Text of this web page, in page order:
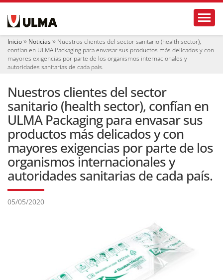
e Inicio Noticias
Nuestros clientes del sector sanitario (health sector),
confían en ULMA Packaging para envasar sus productos más delicados y con
mayores exigencias por parte de los organismos internacionales y
autoridades sanitarias de cada país.
Nuestros clientes del sector
sanitario (health sector), confían en
ULMA Packaging para envasar sus
productos más delicados y con
mayores exigencias por parte de los
organismos internacionales y
autoridades sanitarias de cada país.
05/05/2020